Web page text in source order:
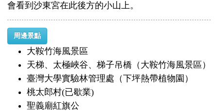
會看到沙東宮在此後方的小山上。
周邊景點
大鞍竹海風景區
天梯、太極峽谷、梯子吊橋（大鞍竹海風景區）
臺灣大學實驗林管理處（下坪熱帶植物園）
桃太郎村(已歇業)
聖義廟紅旗公